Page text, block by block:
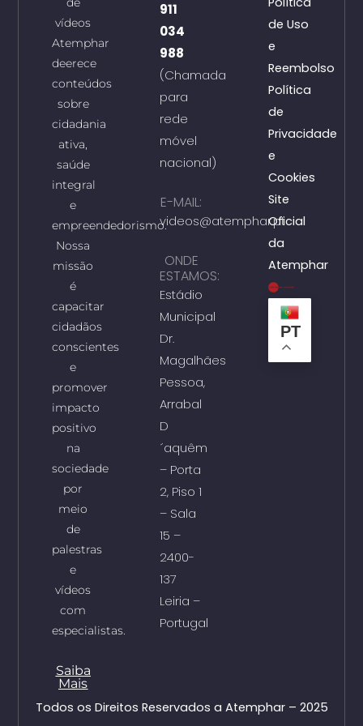
vídeos
Atemphar
deerece
conteúdos
sobre
cidadania
ativa,
saúde
integral
e
empreendedorismo.
Nossa
missão
é
capacitar
cidadãos
conscientes
e
promover
impacto
positivo
na
sociedade
por
meio
de
palestras
e
vídeos
com
especialistas.
Saiba
Mais
911
034
988
(Chamada
para
rede
móvel
nacional)
E-MAIL:
videos@atemphar.pt
ONDE
ESTAMOS:
Estádio
Municipal
Dr.
Magalhães
Pessoa,
Arrabal
D
´aquêm
– Porta
2, Piso 1
– Sala
15 –
2400-
137
Leiria –
Portugal
de Uso
e
Reembolso
Política
de
Privacidade
e
Cookies
Site
Oficial
da
Atemphar
PT
Todos os Direitos Reservados a Atemphar – 2025